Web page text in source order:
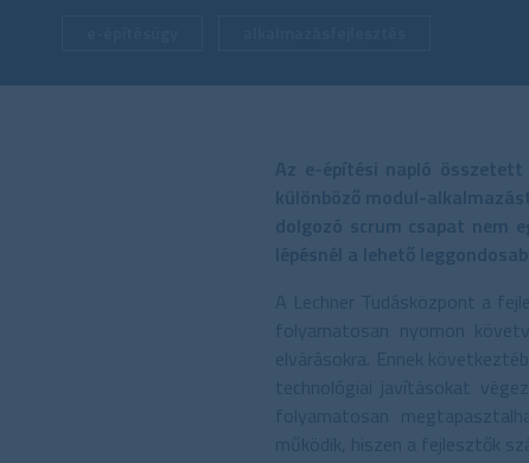
Az e-építési napló
különböző modul-
dolgozó scrum csapat nem
lépésnél a lehető
A Lechner Tudásközpont a
folyamatosan nyomon
elvárásokra. Ennek
technológiai javításokat
folyamatosan
működik, hiszen a fejlesztők